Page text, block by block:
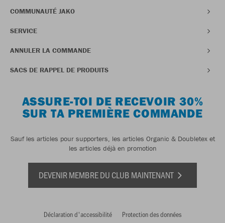
COMMUNAUTÉ JAKO
SERVICE
ANNULER LA COMMANDE
SACS DE RAPPEL DE PRODUITS
ASSURE-TOI DE RECEVOIR 30%
SUR TA PREMIÈRE COMMANDE
Sauf les articles pour supporters, les articles Organic & Doubletex et
les articles déjà en promotion
DEVENIR MEMBRE DU CLUB MAINTENANT
Déclaration d'accessibilité
Protection des données